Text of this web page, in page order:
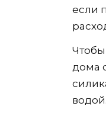
если
Чтобы
дома
водой.